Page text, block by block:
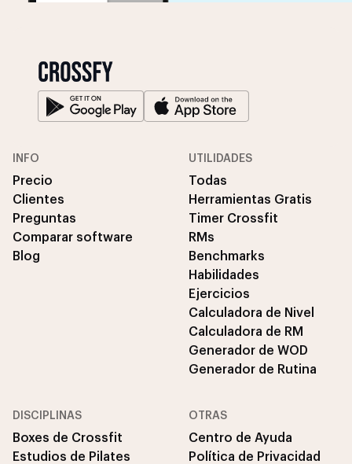
INFO
Precio
Clientes
Preguntas
Comparar software
Blog
UTILIDADES
Todas
Herramientas Gratis
Timer Crossfit
RMs
Benchmarks
Habilidades
Ejercicios
Calculadora de Nivel
Calculadora de RM
Generador de WOD
Generador de Rutina
DISCIPLINAS
Boxes de Crossfit
Estudios de Pilates
OTRAS
Centro de Ayuda
Política de Privacidad